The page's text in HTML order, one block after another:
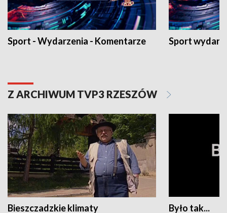
Sport - Wydarzenia - Komentarze Sport
Z ARCHIWUM TVP3 RZESZÓW
Bieszczadzkie klimaty Było tak...